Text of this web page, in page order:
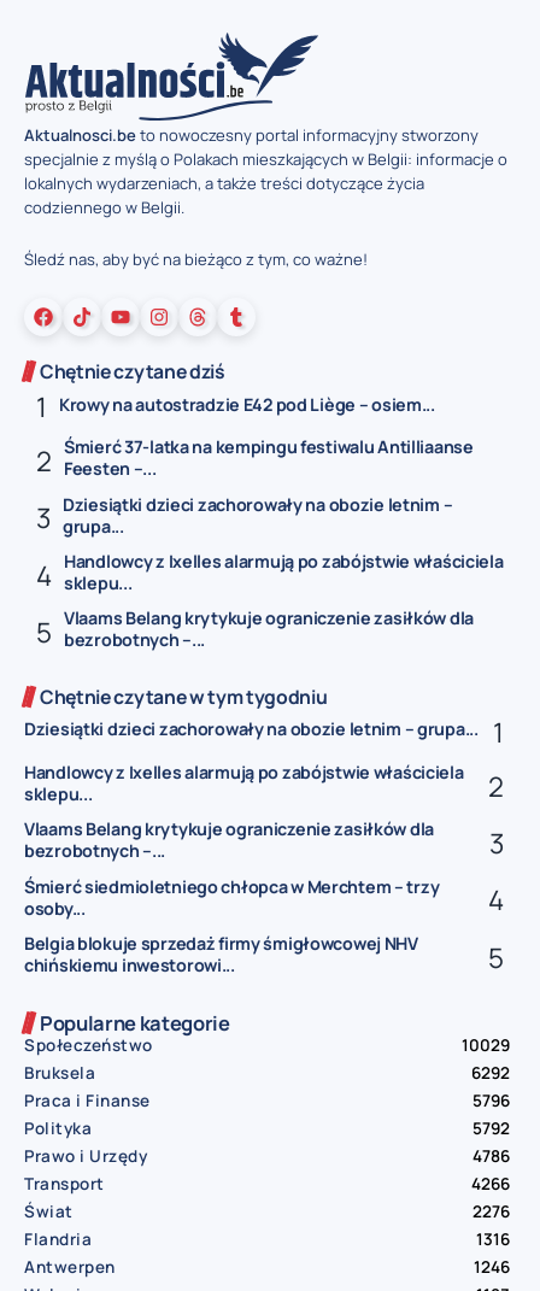
Aktualnosci.beto nowoczesny portal informacyjny stworzony
specjalnie z myślą o Polakach mieszkających w Belgii: informacje o
lokalnych wydarzeniach, a także treści dotyczące życia
codziennego w Belgii.
Śledź nas, aby być na bieżąco z tym, co ważne!
Chętnie czytane dziś
Krowy na autostradzie E42 pod Liège – osiem...
Śmierć 37-latka na kempingu festiwalu Antilliaanse
Feesten –...
Dziesiątki dzieci zachorowały na obozie letnim –
grupa...
Handlowcy z Ixelles alarmują po zabójstwie właściciela
sklepu...
Vlaams Belang krytykuje ograniczenie zasiłków dla
bezrobotnych –...
Chętnie czytane w tym tygodniu
Dziesiątki dzieci zachorowały na obozie letnim – grupa...
Handlowcy z Ixelles alarmują po zabójstwie właściciela
sklepu...
Vlaams Belang krytykuje ograniczenie zasiłków dla
bezrobotnych –...
Śmierć siedmioletniego chłopca w Merchtem – trzy
osoby...
Belgia blokuje sprzedaż firmy śmigłowcowej NHV
chińskiemu inwestorowi...
Popularne kategorie
Społeczeństwo
10029
Bruksela
6292
Praca i Finanse
5796
Polityka
5792
Prawo i Urzędy
4786
Transport
4266
Świat
2276
Flandria
1316
Antwerpen
1246